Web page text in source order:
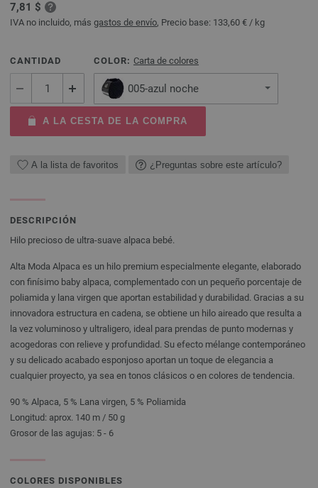
7,81 $
IVA no incluido, más gastos de envío, Precio base: 133,60 € / kg
CANTIDAD COLOR: Carta de colores
005-azul noche
A LA CESTA DE LA COMPRA
A la lista de favoritos ¿Preguntas sobre este artículo?
DESCRIPCIÓN
Hilo precioso de ultra-suave alpaca bebé.
Alta Moda Alpaca es un hilo premium especialmente elegante, elaborado
con finísimo baby alpaca, complementado con un pequeño porcentaje de
poliamida y lana virgen que aportan estabilidad y durabilidad. Gracias a su
innovadora estructura en cadena, se obtiene un hilo aireado que resulta a
la vez voluminoso y ultraligero, ideal para prendas de punto modernas y
acogedoras con relieve y profundidad. Su efecto mélange contemporáneo
y su delicado acabado esponjoso aportan un toque de elegancia a
cualquier proyecto, ya sea en tonos clásicos o en colores de tendencia.
90 % Alpaca, 5 % Lana virgen, 5 % Poliamida
Longitud: aprox. 140 m / 50 g
Grosor de las agujas: 5 - 6
COLORES DISPONIBLES